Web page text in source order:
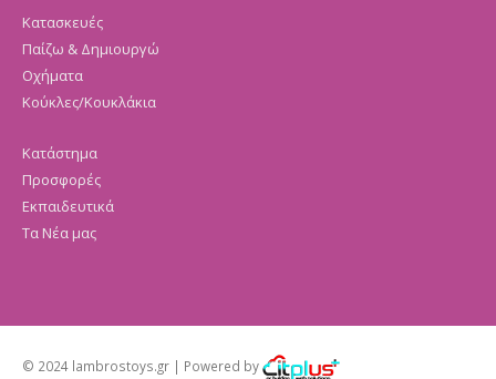
Κατασκευές
Παίζω & Δημιουργώ
Οχήματα
Κούκλες/Κουκλάκια
Κατάστημα
Προσφορές
Εκπαιδευτικά
Τα Νέα μας
© 2024 lambrostoys.gr | Powered by